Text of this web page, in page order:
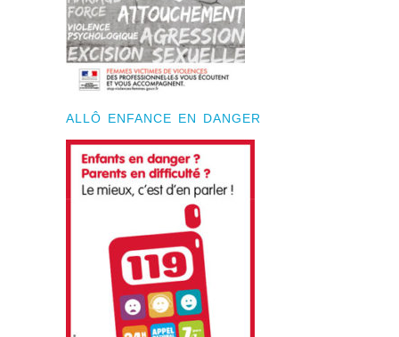
ALLÔ ENFANCE EN DANGER